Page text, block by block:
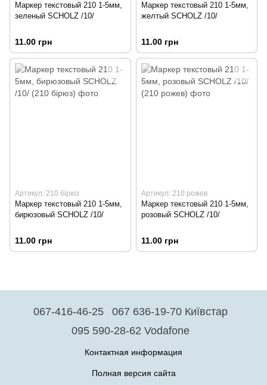
Маркер текстовый 210 1-5мм,
зеленый SCHOLZ /10/
11.00 грн
Маркер текстовый 210 1-5мм,
желтый SCHOLZ /10/
11.00 грн
Артикул: 210 бірюз
Маркер текстовый 210 1-5мм,
бирюзовый SCHOLZ /10/
11.00 грн
Артикул: 210 рожев
Маркер текстовый 210 1-5мм,
розовый SCHOLZ /10/
11.00 грн
067-416-46-25
067 636-19-70 Київстар
095 590-28-62 Vodafone
Контактная информация
Полная версия сайта